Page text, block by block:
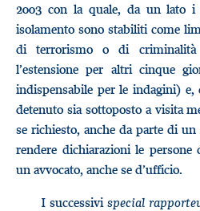
2003 con la quale, da un lato
isolamento sono stabiliti come
di terrorismo o di criminalità
l’estensione per altri cinque
indispensabile per le indagini) e,
detenuto sia sottoposto a visita
se richiesto, anche da parte di
rendere dichiarazioni le persone
un avvocato, anche se d’ufficio.
I successivi special